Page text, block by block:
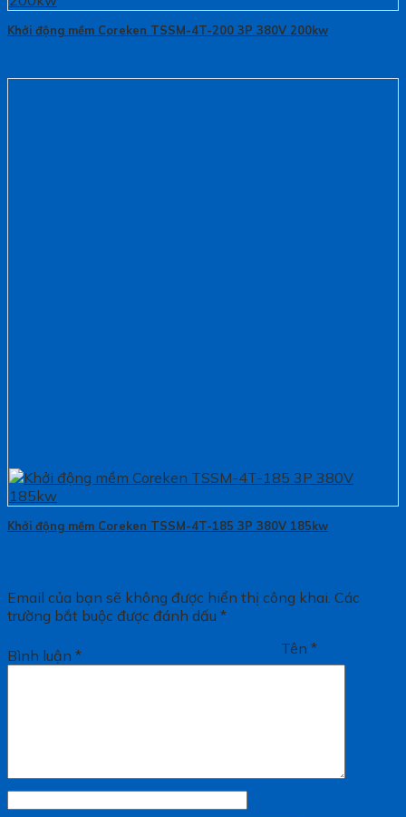
Khởi động mềm Coreken TSSM-4T-200 3P 380V 200kw
Khởi động mềm Coreken TSSM-4T-185 3P 380V 185kw
Email của bạn sẽ không được hiển thị công khai. Các
trường bắt buộc được đánh dấu *
Bình luận * Tên*